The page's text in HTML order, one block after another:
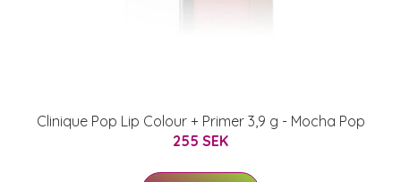
Clinique Pop Lip Colour + Primer 3,9 g - Mocha Pop
255 SEK